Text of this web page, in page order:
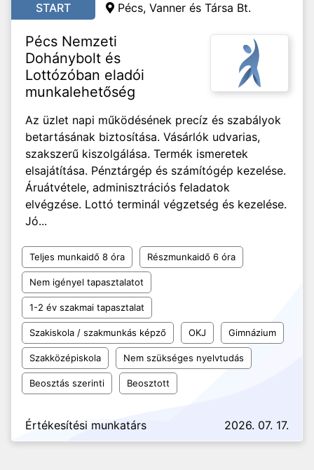
START Pécs, Vanner és Társa Bt.
Pécs Nemzeti
Dohánybolt és
Lottózóban eladói
munkalehetőség
Az üzlet napi működésének precíz és szabályok
betartásának biztosítása. Vásárlók udvarias,
szakszerű kiszolgálása. Termék ismeretek
elsajátítása. Pénztárgép és számítógép kezelése.
Áruátvétele, adminisztrációs feladatok
elvégzése. Lottó terminál végzetség és kezelése.
Jó...
Teljes munkaidő 8 óra Részmunkaidő 6 óra
Nem igényel tapasztalatot
1-2 év szakmai tapasztalat
Szakiskola / szakmunkás képző OKJ Gimnázium
Szakközépiskola Nem szükséges nyelvtudás
Beosztás szerinti Beosztott
Értékesítési munkatárs 2026. 07. 17.